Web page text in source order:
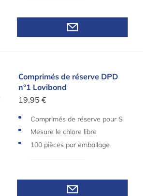
réserve DPD n°1 Lovibond
Comprimés de réserve DPD
n°1 Lovibond
19,95 €
Comprimés de réserve pour S
cuba II
Mesure le chlore libre
100 pièces par emballage